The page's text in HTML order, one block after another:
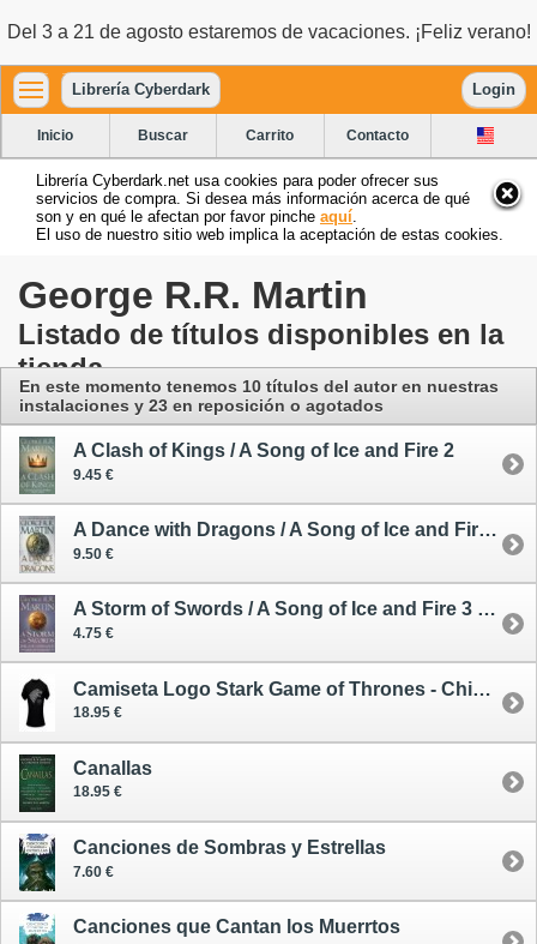
Del 3 a 21 de agosto estaremos de vacaciones. ¡Feliz verano!
Librería Cyberdark Login
Inicio Buscar Carrito Contacto
Librería Cyberdark.net usa cookies para poder ofrecer sus
servicios de compra. Si desea más información acerca de qué
son y en qué le afectan por favor pinche aquí
El uso de nuestro sitio web implica la aceptación de estas cookies.
George R.R. Martin
Listado de títulos disponibles en la
tienda
En este momento tenemos 10 títulos del autoren nuestras
instalaciones y 23 en reposición o agotados
A Clash of Kings / A Song of Ice and Fire 2
9.45 €
A Dance with Dragons / A Song of Ice and Fire 5 - oferta
9.50 €
A Storm of Swords / A Song of Ice and Fire 3 - Blood and Gold (vol. 2) - oferta
4.75 €
Camiseta Logo Stark Game of Thrones - Chico S
18.95 €
Canallas
18.95 €
Canciones de Sombras y Estrellas
7.60 €
Canciones que Cantan los Muerrtos